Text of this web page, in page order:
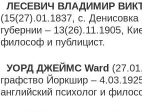
ЛЕСЕВИЧ ВЛАДИМИР
(15(27).01.1837, с. Денисовка
губернии – 13(26).11.1905,
философ и публицист.
УОРД ДЖЕЙМС Ward
графство Йоркшир –
английский психолог и